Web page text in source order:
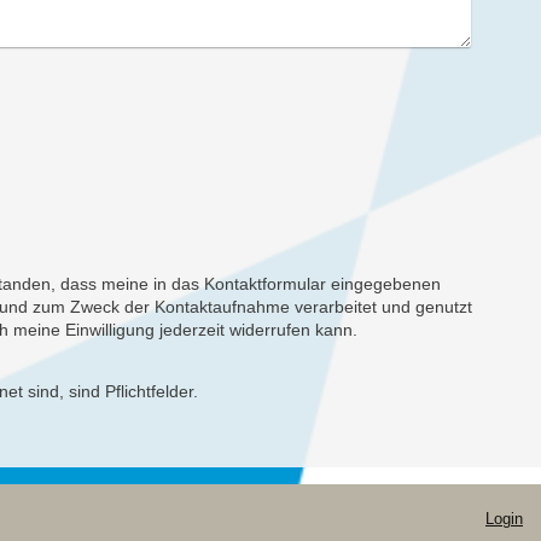
dass meine in das Kontaktformular eingegebenen
zum Zweck der Kontaktaufnahme verarbeitet und genutzt
meine Einwilligung jederzeit widerrufen kann.
sind, sind Pflichtfelder.
Login